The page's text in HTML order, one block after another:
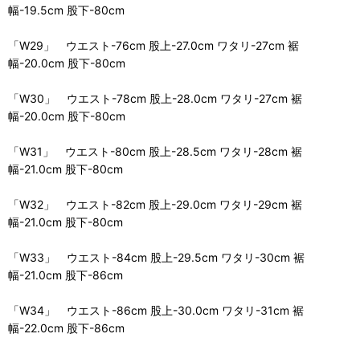
幅-19.5cm 股下-80cm
「W29」 ウエスト-76cm 股上-27.0cm ワタリ-27cm 裾
幅-20.0cm 股下-80cm
「W30」 ウエスト-78cm 股上-28.0cm ワタリ-27cm 裾
幅-20.0cm 股下-80cm
「W31」 ウエスト-80cm 股上-28.5cm ワタリ-28cm 裾
幅-21.0cm 股下-80cm
「W32」 ウエスト-82cm 股上-29.0cm ワタリ-29cm 裾
幅-21.0cm 股下-80cm
「W33」 ウエスト-84cm 股上-29.5cm ワタリ-30cm 裾
幅-21.0cm 股下-86cm
「W34」 ウエスト-86cm 股上-30.0cm ワタリ-31cm 裾
幅-22.0cm 股下-86cm